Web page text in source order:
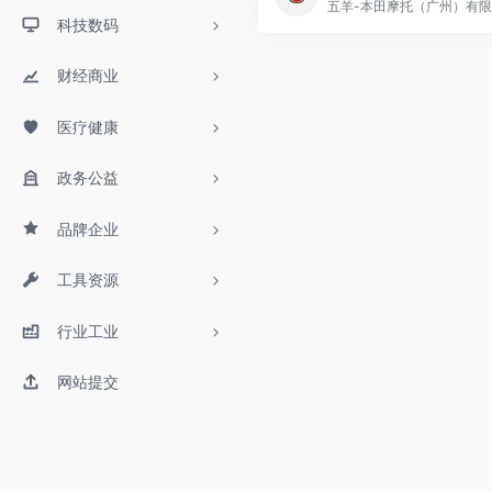
科技数码
财经商业
医疗健康
政务公益
品牌企业
工具资源
行业工业
网站提交